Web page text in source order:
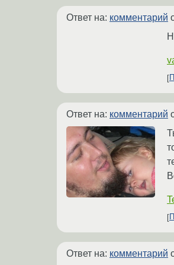
Ответ на: комментарий
Ответ на: комментарий
Ответ на: комментарий